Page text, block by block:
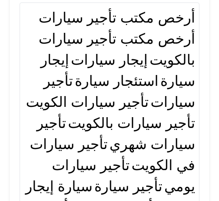
أرخص مكتب تأجير سيارات
أرخص مكتب تأجير سيارات
بالكويتإيجار سياراتإيجار
سيارة استئجار سيارةتأجير
سياراتتأجير سيارات الكويت
تأجير سيارات بالكويتتأجير
سيارات شهريتأجير سيارات
في الكويتتأجير سيارات
يوميتأجير سيارة سيارة إيجار